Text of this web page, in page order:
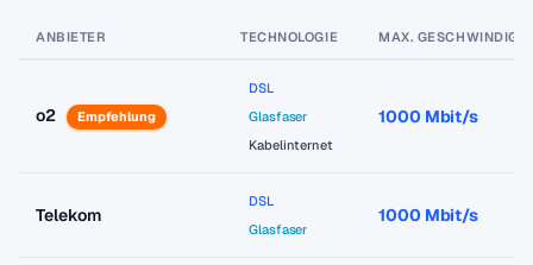
ANBIETER TECHNOLOGIE MAX.
o2 Empfehlung
DSL
Glasfaser
Kabelinternet
1000 Mbit/s
Telekom
DSL
Glasfaser
1000 Mbit/s